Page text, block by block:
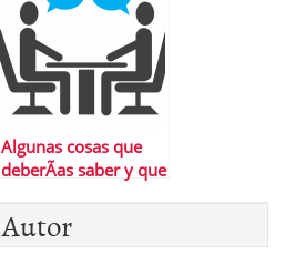
Algunas cosas que
deberÃ­as saber y que
sobre la
comunicaciÃ³n no
Autor